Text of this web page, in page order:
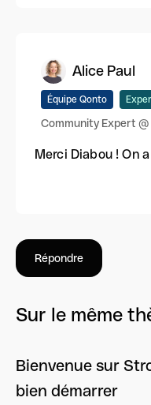
Alice Paul
Équipe Qonto
Community Expert
Merci Diabou ! On
Répondre
Sur le même
Bienvenue sur
bien démarrer